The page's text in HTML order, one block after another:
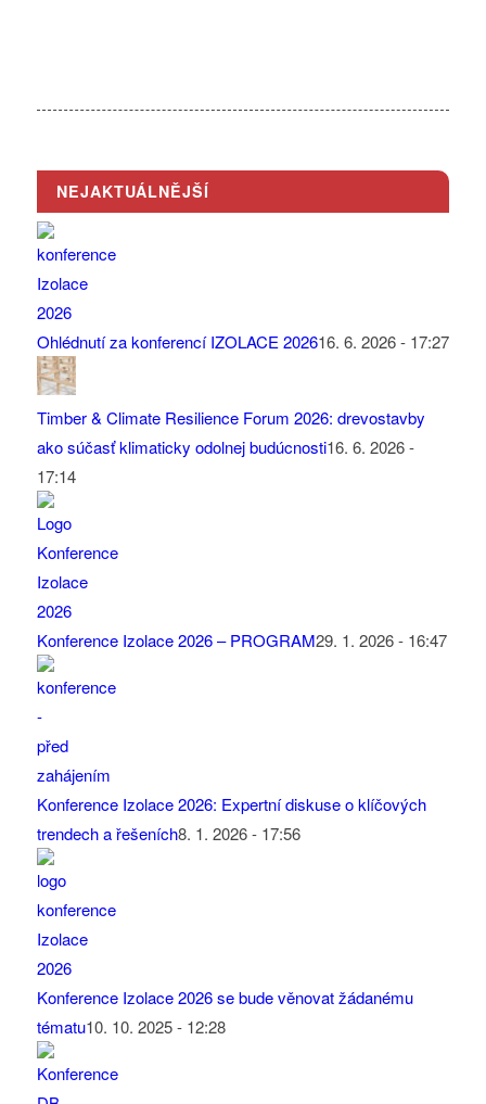
NEJAKTUÁLNĚJŠÍ
Ohlédnutí za konferencí IZOLACE 202616. 6. 2026 - 17:27
Timber & Climate Resilience Forum 2026: drevostavby
ako súčasť klimaticky odolnej budúcnosti16. 6. 2026 -
17:14
Konference Izolace 2026 – PROGRAM29. 1. 2026 - 16:47
Konference Izolace 2026: Expertní diskuse o klíčových
trendech a řešeních8. 1. 2026 - 17:56
Konference Izolace 2026 se bude věnovat žádanému
tématu10. 10. 2025 - 12:28